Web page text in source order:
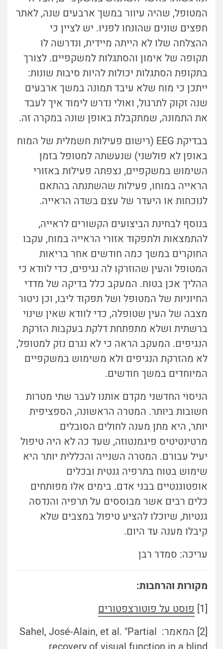
המטופל, שהיה עיוור במשך ארבעים שנה, לאתר
חפצים שונים שהונחו לפניו. יש לציין כי
ההצלחה שלו לא הייתה מיידית, ונדרשה לו
תקופה של אימון והסתגלות למשקפיים. לצורך
בתקופת הסתגלות יכולות להיות סיבות שונות:
ייתכן כי מוח שלא עיבד תמונה במשך ארבעים
שנה זקוק לתרגול, ואולי נדרש לימוד איך לעבד
את התמונה, שמתקבלת באופן שונה במקרה זה.
בבדיקת EEG (רישום פעילות חשמלית של המוח
באופן לא פולשני) שנעשתה למטופל בזמן
השימוש במשקפיים, נצפתה פעילות באזורי
הראייה במוחו, פעילות שהשתנתה בהתאם
לנוכחות או היעדר של עצם בשדה הראייה.
בנוסף לבחינת הביצועים הקשורים לראייה,
להתמצאות ולתפקוד אזורי הראייה במוח, עקבו
החוקרים במשך כמה חודשים אחר בריאות
המטופל והעין שהוזרקו לה נגיפים, כדי לוודא כי
ההליך אכן בטוח. המעקב כלל בדיקה של מדדי
החיוניות של המטופל ושל תפקוד ליבו, וכן ניטור
מצבה של העין שטופלה, כדי לוודא שאין שינוי
ברשתית ושלא מתפתחת דלקת בעקבות הזרקת
הנגיפים. המעקב הראה כי לא נגרם נזק למטופל,
לא מהזרקת הנגיפים ולא משימוש במשקפיים
המיוחדים במשך חודשים.
הניסוי החדשני מקדם אותנו לעבר שתי מטרות
חשובות ביותר. המטרה הראשונה, הספציפית
יותר, היא מתן מענה לחולים הסובלים
מרטינטיטיס פיגמנטוזה, שעד כה לא היה טיפול
יעיל עבורם. המטרה השנייה והכללית יותר היא
שימוש בטוח בתרפיה גנטית ובכלים
אופטוגנטיים בבני אדם. בימים אלו מפותחים
כלים רבים אשר מבוססים על תרפיה והנדסה
גנטיות, שיוכלו להציע טיפול במצבים שלא
קיבלו מענה עד היום.
עריכה: סמדר רבן
מקורות והרחבות:
[1]
פוסט על פוטורצפטורים
[2] המאמר: Sahel, José-Alain, et al. "Partial